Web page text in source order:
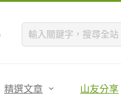
精選文章 山友分享